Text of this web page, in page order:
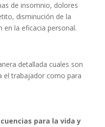
de insomnio, dolores
disminución de la
en la eficacia personal.
detallada cuales son
el trabajador como para
para la vida y